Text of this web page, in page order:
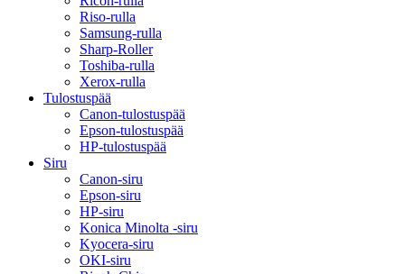
Riso-rulla
Samsung-rulla
Sharp-Roller
Toshiba-rulla
Xerox-rulla
Tulostuspää
Canon-tulostuspää
Epson-tulostuspää
HP-tulostuspää
Siru
Canon-siru
Epson-siru
HP-siru
Konica Minolta -siru
Kyocera-siru
OKI-siru